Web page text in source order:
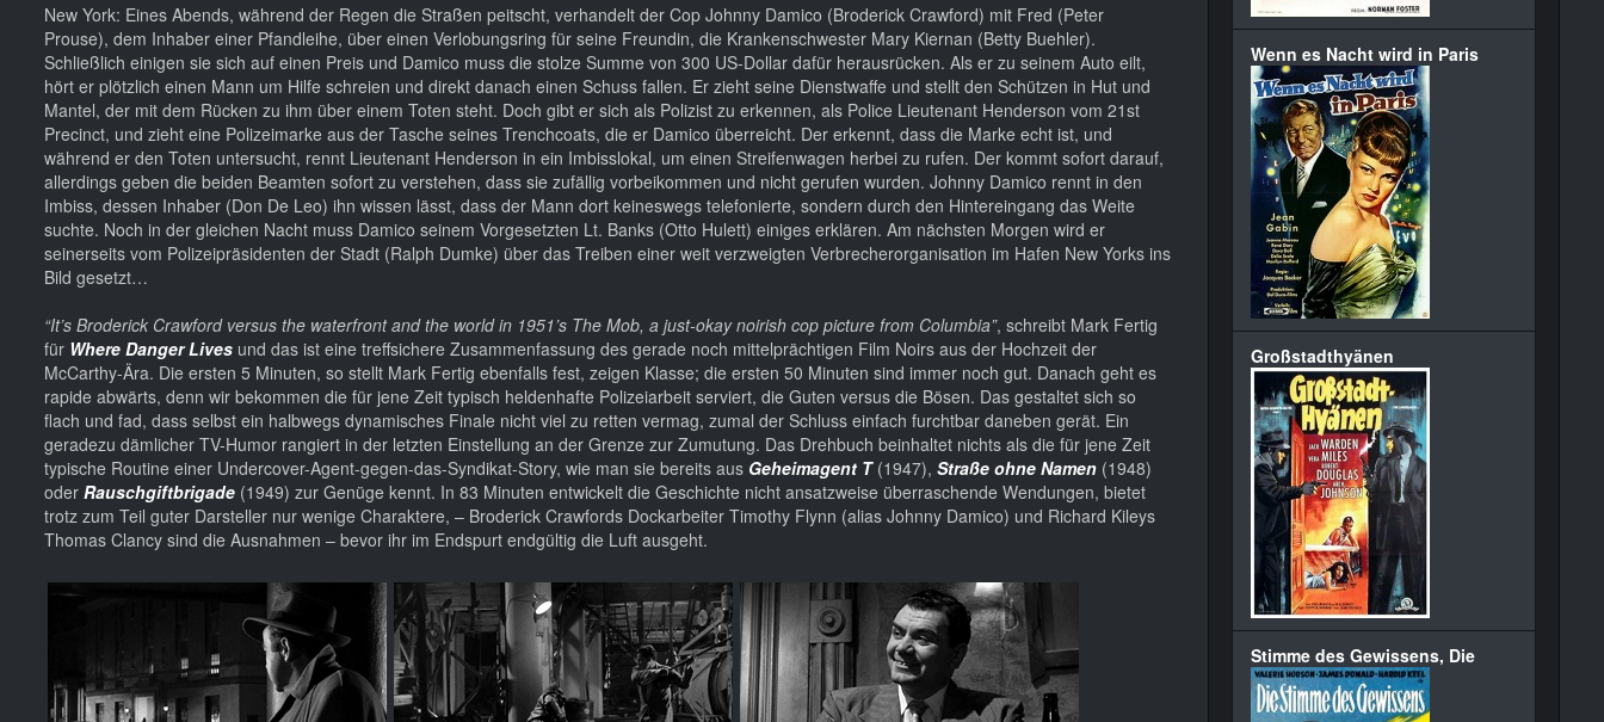
New York: Eines Abends, während der Regen die Straßen peitscht, verhandelt der Cop Johnny Damico (Broderick Crawford) mit Fred (Peter
Prouse), dem Inhaber einer Pfandleihe, über einen Verlobungsring für seine Freundin, die Krankenschwester Mary Kiernan (Betty Buehler).
Schließlich einigen sie sich auf einen Preis und Damico muss die stolze Summe von 300 US-Dollar dafür herausrücken. Als er zu seinem Auto eilt,
hört er plötzlich einen Mann um Hilfe schreien und direkt danach einen Schuss fallen. Er zieht seine Dienstwaffe und stellt den Schützen in Hut und
Mantel, der mit dem Rücken zu ihm über einem Toten steht. Doch gibt er sich als Polizist zu erkennen, als Police Lieutenant Henderson vom 21st
Precinct, und zieht eine Polizeimarke aus der Tasche seines Trenchcoats, die er Damico überreicht. Der erkennt, dass die Marke echt ist, und
während er den Toten untersucht, rennt Lieutenant Henderson in ein Imbisslokal, um einen Streifenwagen herbei zu rufen. Der kommt sofort darauf,
allerdings geben die beiden Beamten sofort zu verstehen, dass sie zufällig vorbeikommen und nicht gerufen wurden. Johnny Damico rennt in den
Imbiss, dessen Inhaber (Don De Leo) ihn wissen lässt, dass der Mann dort keineswegs telefonierte, sondern durch den Hintereingang das Weite
suchte. Noch in der gleichen Nacht muss Damico seinem Vorgesetzten Lt. Banks (Otto Hulett) einiges erklären. Am nächsten Morgen wird er
seinerseits vom Polizeipräsidenten der Stadt (Ralph Dumke) über das Treiben einer weit verzweigten Verbrecherorganisation im Hafen New Yorks ins
Bild gesetzt…
“It’s Broderick Crawford versus the waterfront and the world in 1951’s The Mob, a just-okay noirish cop picture from Columbia”, schreibt Mark Fertig
für Where Danger Lives und das ist eine treffsichere Zusammenfassung des gerade noch mittelprächtigen Film Noirs aus der Hochzeit der
McCarthy-Ära. Die ersten 5 Minuten, so stellt Mark Fertig ebenfalls fest, zeigen Klasse; die ersten 50 Minuten sind immer noch gut. Danach geht es
rapide abwärts, denn wir bekommen die für jene Zeit typisch heldenhafte Polizeiarbeit serviert, die Guten versus die Bösen. Das gestaltet sich so
flach und fad, dass selbst ein halbwegs dynamisches Finale nicht viel zu retten vermag, zumal der Schluss einfach furchtbar daneben gerät. Ein
geradezu dämlicher TV-Humor rangiert in der letzten Einstellung an der Grenze zur Zumutung. Das Drehbuch beinhaltet nichts als die für jene Zeit
typische Routine einer Undercover-Agent-gegen-das-Syndikat-Story, wie man sie bereits aus Geheimagent T(1947), Straße ohne Namen (1948)
oder Rauschgiftbrigade (1949) zur Genüge kennt. In 83 Minuten entwickelt die Geschichte nicht ansatzweise überraschende Wendungen, bietet
trotz zum Teil guter Darsteller nur wenige Charaktere, – Broderick Crawfords Dockarbeiter Timothy Flynn (alias Johnny Damico) und Richard Kileys
Thomas Clancy sind die Ausnahmen – bevor ihr im Endspurt endgültig die Luft ausgeht.
Wenn es Nacht wird in Paris
Großstadthyänen
Stimme des Gewissens, Die